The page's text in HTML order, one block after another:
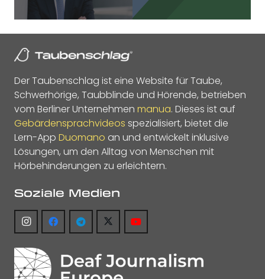
Der Taubenschlag ist eine Website für Taube,
Schwerhörige, Taubblinde und Hörende, betrieben
vom Berliner Unternehmen manua. Dieses ist auf
Gebärdensprachvideos spezialisiert, bietet die
Lern-App Duomano an und entwickelt inklusive
Lösungen, um den Alltag von Menschen mit
Hörbehinderungen zu erleichtern.
Soziale Medien